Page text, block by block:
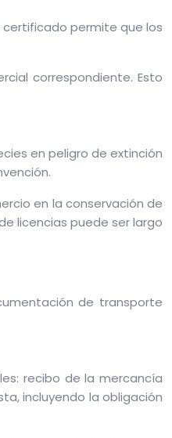
certificado permite que los
correspondiente. Esto
en peligro de extinción
en la conservación de
licencias puede ser largo
de transporte
recibo de la mercancía
incluyendo la obligación